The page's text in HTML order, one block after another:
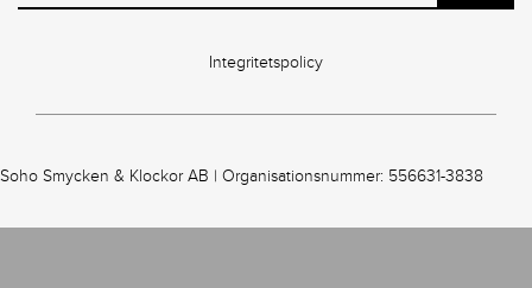
Integritetspolicy
Soho Smycken & Klockor AB | Organisationsnummer: 556631-3838